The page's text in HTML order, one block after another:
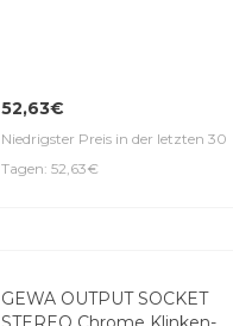
52,63€
Niedrigster Preis in der letzten 30
Tagen: 52,63€